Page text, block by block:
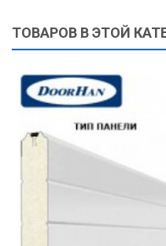
ТОВАРОВ В ЭТОЙ